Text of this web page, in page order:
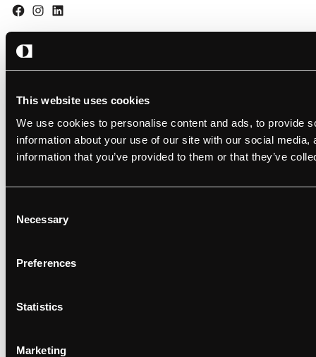
This website uses cookies
We use cookies to personalise content and ads, to provide
information about your use of our site with our social
information that you’ve provided to them or that they’ve
Selection
Necessary
Preferences
Statistics
Marketing
Design: Studio Oker
Kod: Grensesnitt
Inställningar för
kakor
Integritetspolicy
Användarvillkor
SV